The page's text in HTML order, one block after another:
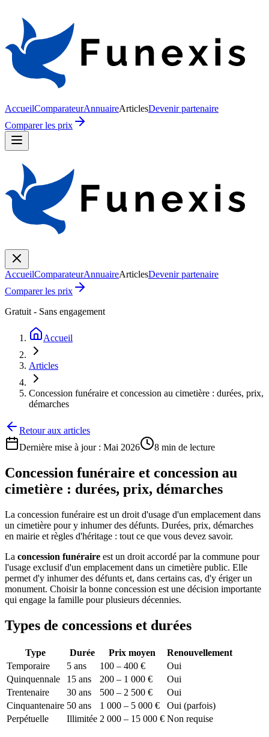
AccueilComparateurAnnuaireArticlesDevenir partenaire
Comparer les prix
AccueilComparateurAnnuaireArticlesDevenir partenaire
Comparer les prix
Gratuit - Sans engagement
Accueil
Articles
Concession funéraire et concession au cimetière : durées, prix,
démarches
Retour aux articles
Dernière mise à jour : Mai 2026 8 min de lecture
Concession funéraire et concession au
cimetière : durées, prix, démarches
La concession funéraire est un droit d'usage d'un emplacement dans
un cimetière pour y inhumer des défunts. Durées, prix, démarches
en mairie et règles d'héritage : tout ce que vous devez savoir.
La concession funéraire est un droit accordé par la commune pour
l'usage exclusif d'un emplacement dans un cimetière public. Elle
permet d'y inhumer des défunts et, dans certains cas, d'y ériger un
monument. Choisir la bonne concession est une décision importante
qui engage la famille pour plusieurs décennies.
Types de concessions et durées
Type Durée Prix moyen
Renouvellement
Temporaire
5 ans 100 – 400 €
Oui
Quinquennale
15 ans 200 – 1 000 €
Oui
Trentenaire
30 ans 500 – 2 500 €
Oui
Cinquantenaire 50 ans 1 000 – 5 000 €
Oui (parfois)
Perpétuelle
Illimitée 2 000 – 15 000 € Non requise